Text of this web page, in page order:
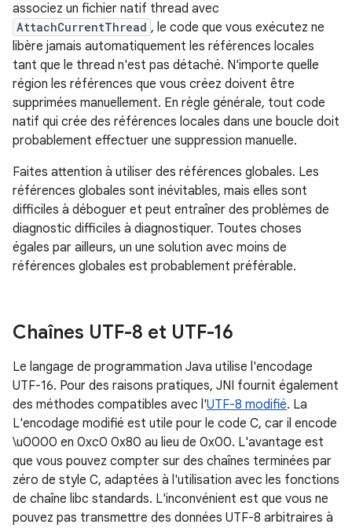
associez un fichier natif thread avec
AttachCurrentThread , le code que vous exécutez ne
libère jamais automatiquement les références locales
tant que le thread n'est pas détaché. N'importe quelle
région les références que vous créez doivent être
supprimées manuellement. En règle générale, tout code
natif qui crée des références locales dans une boucle doit
probablement effectuer une suppression manuelle.
Faites attention à utiliser des références globales. Les
références globales sont inévitables, mais elles sont
difficiles à déboguer et peut entraîner des problèmes de
diagnostic difficiles à diagnostiquer. Toutes choses
égales par ailleurs, un une solution avec moins de
références globales est probablement préférable.
Chaînes UTF-8 et UTF-16
Le langage de programmation Java utilise l'encodage
UTF-16. Pour des raisons pratiques, JNI fournit également
des méthodes compatibles avec l'UTF-8 modifié. La
L'encodage modifié est utile pour le code C, car il encode
\u0000 en 0xc0 0x80 au lieu de 0x00. L'avantage est
que vous pouvez compter sur des chaînes terminées par
zéro de style C, adaptées à l'utilisation avec les fonctions
de chaîne libc standards. L'inconvénient est que vous ne
pouvez pas transmettre des données UTF-8 arbitraires à